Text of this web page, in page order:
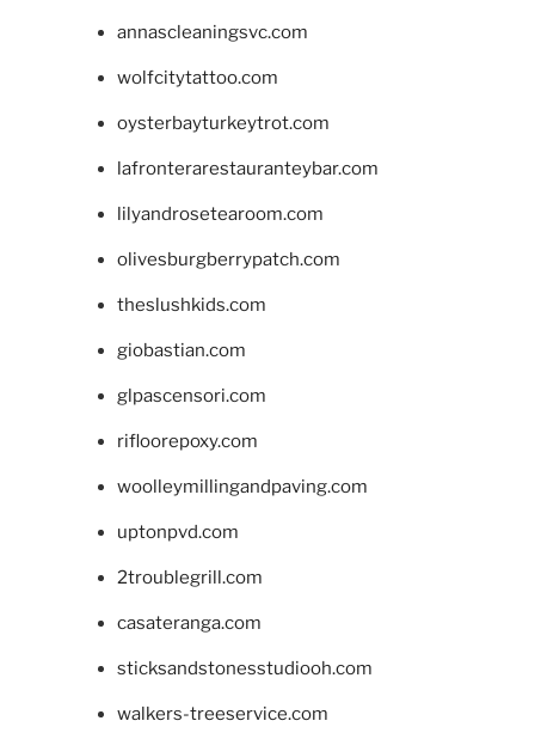
annascleaningsvc.com
wolfcitytattoo.com
oysterbayturkeytrot.com
lafronterarestauranteybar.com
lilyandrosetearoom.com
olivesburgberrypatch.com
theslushkids.com
giobastian.com
glpascensori.com
rifloorepoxy.com
woolleymillingandpaving.com
uptonpvd.com
2troublegrill.com
casateranga.com
sticksandstonesstudiooh.com
walkers-treeservice.com